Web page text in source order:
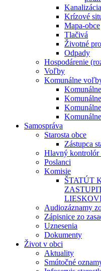
Kanalizácia
Krízové
Mapa-obce
Tlačivá
Životné
Odpady
Hospodárenie
Voľby
Komunálne
Samospráva
Starosta obce
Zástupca
Hlavný kontrolór
Poslanci
Komisie
ŠTATÚT
Audiozáznamy
Zápisnice zo
Uznesenia
Dokumenty
Život v obci
Aktuality
Smútočné